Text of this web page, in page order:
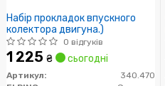
Набір прокладок впускного
колектора двигуна.)
0 відгуків
1 225 ₴ сьогодні
Артикул:
340.470